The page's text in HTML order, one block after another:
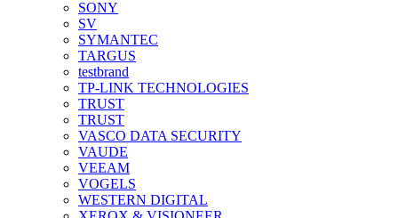
SONY
SV
SYMANTEC
TARGUS
testbrand
TP-LINK TECHNOLOGIES
TRUST
TRUST
VASCO DATA SECURITY
VAUDE
VEEAM
VOGELS
WESTERN DIGITAL